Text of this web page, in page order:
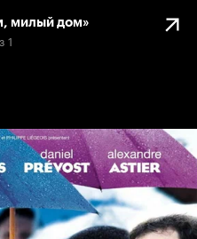
милый дом»
1